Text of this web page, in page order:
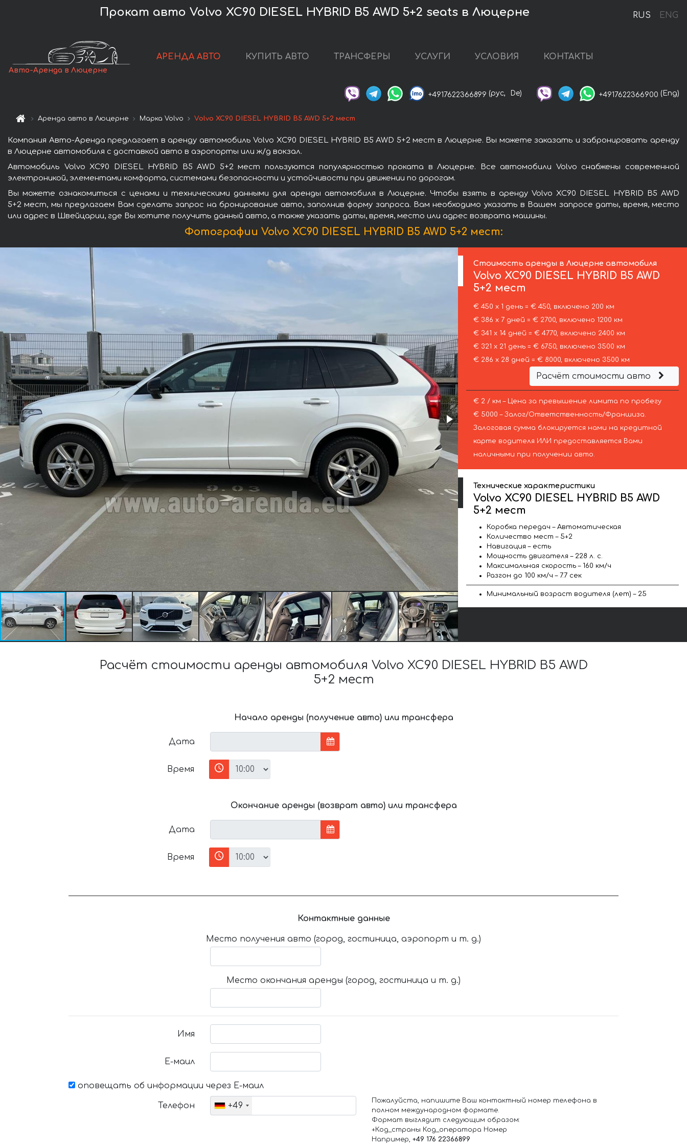
RUS ENG
Прокат авто Volvo XC90 DIESEL HYBRID B5 AWD 5+2 seats в Люцерне
Авто-Аренда в Люцерне
АРЕНДА АВТО КУПИТЬ АВТО ТРАНСФЕРЫ УСЛУГИ УСЛОВИЯ КОНТАКТЫ
+4917622366899 (рус, De) +4917622366900 (Eng)
Аренда авто в Люцерне Марка Volvo Volvo XC90 DIESEL HYBRID B5 AWD 5+2 мест
Компания Авто-Аренда предлагает в аренду автомобиль Volvo XC90 DIESEL HYBRID B5 AWD 5+2 мест в Люцерне. Вы можете заказать и забронировать аренду
в Люцерне автомобиля с доставкой авто в аэропорты или ж/д вокзал.
Автомобиль Volvo XC90 DIESEL HYBRID B5 AWD 5+2 мест пользуются популярностью проката в Люцерне. Все автомобили Volvo снабжены современной
электроникой, элементами комфорта, системами безопасности и устойчивости при движении по дорогам.
Вы можете ознакомиться с ценами и техническими данными для аренды автомобиля в Люцерне. Чтобы взять в аренду Volvo XC90 DIESEL HYBRID B5 AWD
5+2 мест, мы предлагаем Вам сделать запрос на бронирование авто, заполнив форму запроса. Вам необходимо указать в Вашем запросе даты, время, место
или адрес в Швейцарии, где Вы хотите получить данный авто, а также указать даты, время, место или адрес возврата машины.
Фотографии Volvo XC90 DIESEL HYBRID B5 AWD 5+2 мест:
Стоимость аренды в Люцерне автомобиля
Volvo XC90 DIESEL HYBRID B5 AWD
5+2 мест
€ 450 х 1 день = € 450, включено 200 км
€ 386 х 7 дней = € 2700, включено 1200 км
€ 341 х 14 дней = € 4770, включено 2400 км
€ 321 х 21 день = € 6750, включено 3500 км
€ 286 х 28 дней = € 8000, включено 3500 км
Расчёт стоимости авто
€ 2 / км – Цена за превышение лимита по пробегу
€ 5000 – Залог/Ответственность/Франшиза.
Залоговая сумма блокируется нами на кредитной
карте водителя ИЛИ предоставляется Вами
наличными при получении авто.
Технические характеристики
Volvo XC90 DIESEL HYBRID B5 AWD
5+2 мест
Коробка передач – Автоматическая
Количество мест – 5+2
Навигация – есть
Мощность двигателя – 228 л. с.
Максимальная скорость – 160 км/ч
Разгон до 100 км/ч – 7.7 сек
Минимальный возраст водителя (лет) – 25
Расчёт стоимости аренды автомобиля Volvo XC90 DIESEL HYBRID B5 AWD
5+2 мест
Начало аренды (получение авто) или трансфера
Дата
Время
Окончание аренды (возврат авто) или трансфера
Дата
Время
Контактные данные
Место получения авто (город, гостиница, аэропорт и т. д.)
Место окончания аренды (город, гостиница и т. д.)
Имя
Е-маил
оповещать об информации через Е-маил
Телефон +49
Пожалуйста, напишите Ваш контактный номер телефона в
полном международном формате.
Формат выглядит следующим образом:
+Код_страны Код_оператора Номер
Например, +49 176 22366899